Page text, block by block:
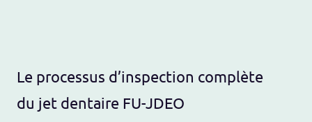
Le processus d’inspection complète
du jet dentaire FU-JDEO